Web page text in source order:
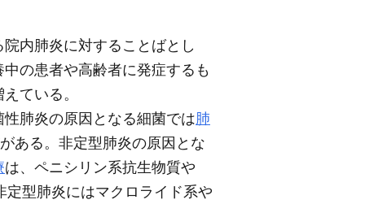
内肺炎に対することばとし
の患者や高齢者に発症するも
ている。
肺炎の原因となる細菌では肺
ある。非定型肺炎の原因とな
は、ペニシリン系抗生物質や
定型肺炎にはマクロライド系や